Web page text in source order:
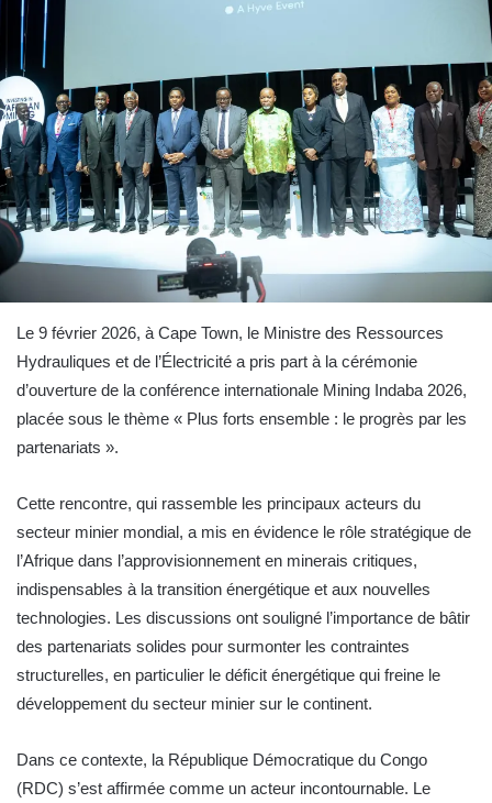
Le 9 février 2026, à Cape Town, le Ministre des Ressources
Hydrauliques et de l’Électricité a pris part à la cérémonie
d’ouverture de la conférence internationale Mining Indaba 2026,
placée sous le thème « Plus forts ensemble : le progrès par les
partenariats ».
Cette rencontre, qui rassemble les principaux acteurs du
secteur minier mondial, a mis en évidence le rôle stratégique de
l’Afrique dans l’approvisionnement en minerais critiques,
indispensables à la transition énergétique et aux nouvelles
technologies. Les discussions ont souligné l’importance de bâtir
des partenariats solides pour surmonter les contraintes
structurelles, en particulier le déficit énergétique qui freine le
développement du secteur minier sur le continent.
Dans ce contexte, la République Démocratique du Congo
(RDC) s’est affirmée comme un acteur incontournable. Le